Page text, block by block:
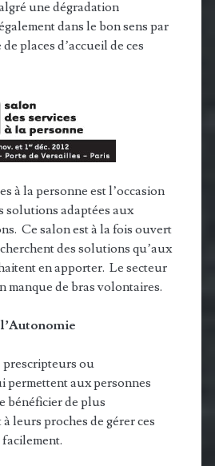
une dégradation
dans le bon sens par
places d’accueil de ces
à la personne est l’occasion
solutions adaptées aux
Ce salon est à la fois ouvert
des solutions qu’aux
en apporter. Le secteur
manque de bras volontaires.
prescripteurs ou
permettent aux personnes
bénéficier de plus
leurs proches de gérer ces